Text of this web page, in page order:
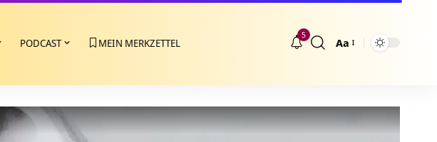
PODCAST MEIN MERKZETTEL
5
Größenänderung
Aa